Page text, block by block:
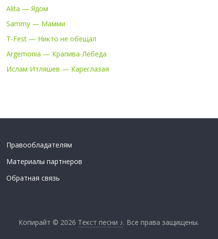
Alita — Ядом
Sammy — Мамми
T-Fest — Никто не обещал
Argemonia — Крапива-Лебеда
Ислам Итляшев — Кареглазая
Правообладателям
Материалы партнеров
Обратная связь
Копирайт © 2026 Текст песни ♪. Все права защищены.